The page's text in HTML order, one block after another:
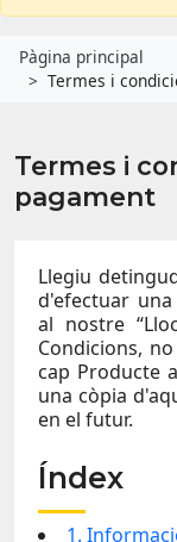
Pàgina principal
Termes i
Termes i
pagament
Llegiu
d'efectuar una
al nostre
Condicions,
cap Producte
una còpia
en el futur.
Índex
1.